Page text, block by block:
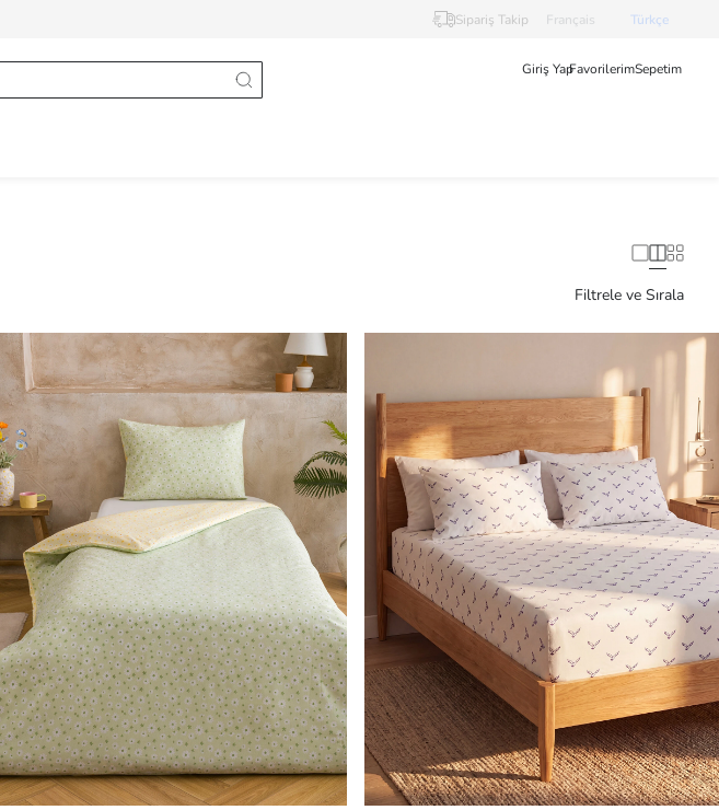
Sipariş Takip Français Türkçe
Giriş YapFavorilerimSepetim
Filtrele ve Sırala